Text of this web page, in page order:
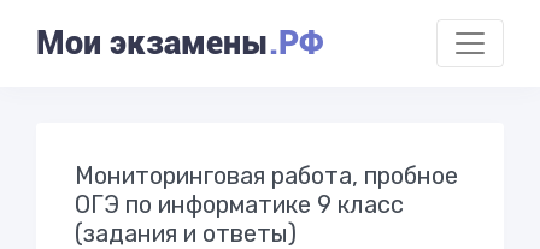
Мои экзамены.РФ
Мониторинговая работа, пробное
ОГЭ по информатике 9 класс
(задания и ответы)